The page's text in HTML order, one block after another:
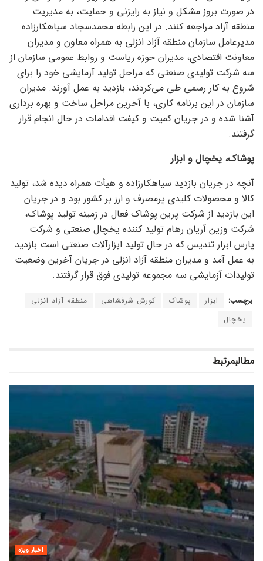
در صورت بروز مشکل و نیاز به رایزنی و حمایت، به مدیریت
منطقه آزاد مراجعه کنند. در این رابطه محمدسجاد سیاهکارزاده
مدیرعامل سازمان منطقه آزاد انزلی به همراه معاون و مدیران
معاونت اقتصادی، مدیران حوزه ریاست و روابط عمومی سازمان از
سه شرکت تولیدی صنعتی که مراحل تولید آزمایشی خود را برای
شروع به کار رسمی طی می‌کردند، بازدید به عمل آورند. مدیران
سازمان در این برنامه کاری، با آخرین مراحل ساخت و بهره برداری
آشنا شده و در جریان کمیت و کیفت اقدامات در حال انجام قرار
گرفتند.
پوشاک، یخچال و ابزار
آنچه در جریان بازدید سیاهکارزاده و هیأت همراه دیده شد، تولید
کالا و محصولات کلیدی پرمصرف و ارز بر کشور بود و در جریان
این بازدید از شرکت پرین پوشاک فعال در زمینه تولید پوشاک،
شرکت وزین آریان رهام تولید کننده یخچال صنعتی و شرکت
پارس ابزار تندیس که در حال تولید ابزارآلات صنعتی است بازدید
به عمل آمد و مدیران منطقه آزاد انزلی در جریان آخرین وضعیت
تولیدات آزمایشی سه مجموعه تولیدی فوق قرار گرفتند.
برچسب: ابزار پوشاک کورش شرفشاهی
منطقه آزاد انزلی
یخچال
مطالبمرتبط
اخبار ویژه